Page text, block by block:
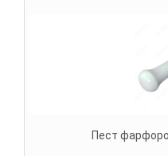
Пест